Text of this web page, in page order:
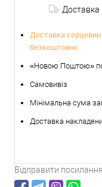
Доставка
Доставка серцевин
безкоштовно
«Новою Поштою» по
Самовивіз
Мінімальна сума
Доставка
Відправити